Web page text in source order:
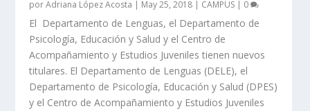
porAdriana López Acosta | May 25, 2018 | CAMPUS | 0
El Departamento de Lenguas, el Departamento de
Psicología, Educación y Salud y el Centro de
Acompañamiento y Estudios Juveniles tienen nuevos
titulares. El Departamento de Lenguas (DELE), el
Departamento de Psicología, Educación y Salud (DPES)
y el Centro de Acompañamiento y Estudios Juveniles